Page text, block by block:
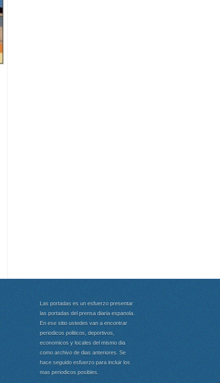
Las portadas es un esfuerzo presentar
las portadas del prensa diaria espanola.
En ese sitio ustedes van a encontrar
periodicos politicos, deportivos,
economicos y locales del mismo dia
como archivo de dias anteriores. Se
hace seguido esfuerzo para incluir los
mas periodicos posibles.